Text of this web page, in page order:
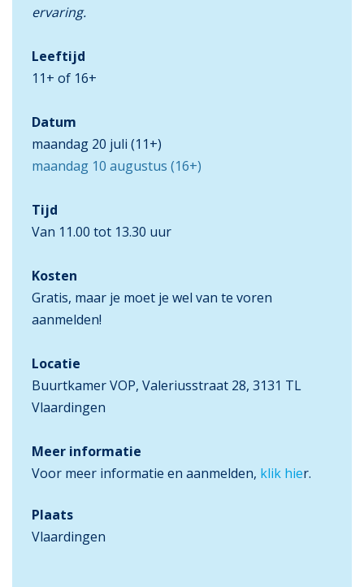
ervaring.
Leeftijd
11+ of 16+
Datum
maandag 20 juli (11+)
maandag 10 augustus (16+)
Tijd
Van 11.00 tot 13.30 uur
Kosten
Gratis, maar je moet je wel van te voren
aanmelden!
Locatie
Buurtkamer VOP, Valeriusstraat 28, 3131 TL
Vlaardingen
Meer informatie
Voor meer informatie en aanmelden, klik hier.
Plaats
Vlaardingen